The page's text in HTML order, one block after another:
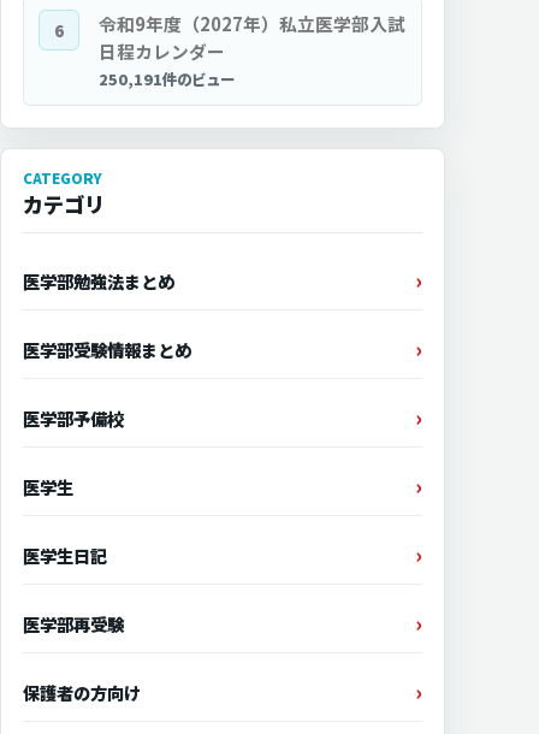
6
令和9年度（2027年）私立医学部入試
日程カレンダー
250,191件のビュー
CATEGORY
カテゴリ
医学部勉強法まとめ
医学部受験情報まとめ
医学部予備校
医学生
医学生日記
医学部再受験
保護者の方向け